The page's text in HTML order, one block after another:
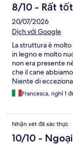
8/10 - Rất tốt
20/07/2026
Dịch với Google
La struttura è
in legno e molto
non era presente
che il cane
Niente di
Parcheggio nella
giardino dove fare
Francesca, nghỉ 1
Nhận xét đã xác thực
10/10 -